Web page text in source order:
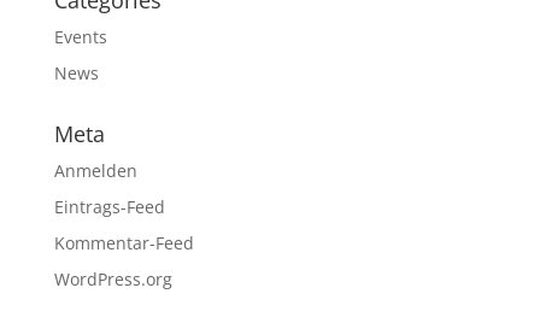
Events
News
Meta
Anmelden
Eintrags-Feed
Kommentar-Feed
WordPress.org